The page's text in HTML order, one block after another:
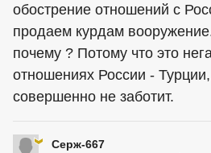
обострение отношений с
продаем курдам
почему ? Потому что это
отношениях России -
совершенно не заботит.
Серж-667